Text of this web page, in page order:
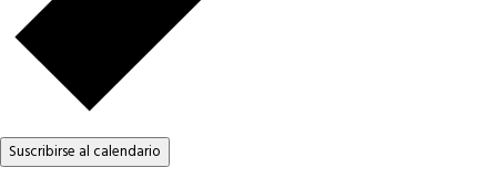
Suscribirse al calendario